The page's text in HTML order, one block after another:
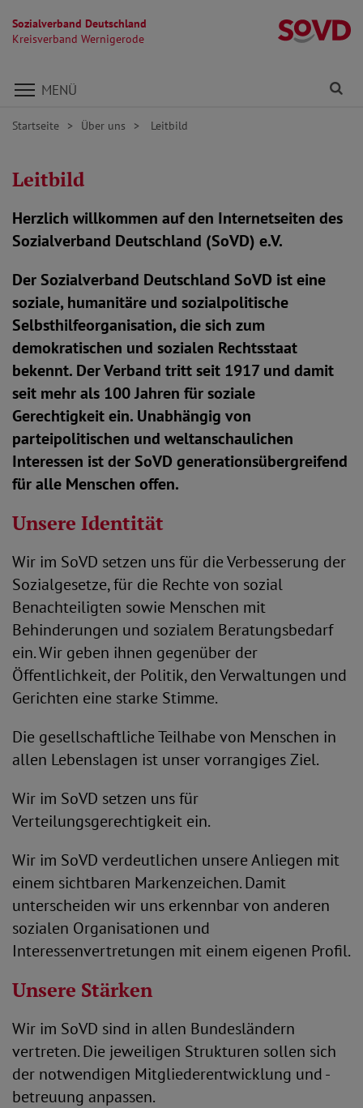
Sozialverband Deutschland
Kreisverband Wernigerode
Direkt zu den Inhalten springen
MENÜ
Startseite Über uns Leitbild
Leitbild
Herzlich willkommen auf den Internetseiten des
Sozialverband Deutschland (SoVD) e.V.
Der Sozialverband Deutschland SoVD ist eine
soziale, humanitäre und sozialpolitische
Selbsthilfeorganisation, die sich zum
demokratischen und sozialen Rechtsstaat
bekennt. Der Verband tritt seit 1917 und damit
seit mehr als 100 Jahren für soziale
Gerechtigkeit ein. Unabhängig von
parteipolitischen und weltanschaulichen
Interessen ist der SoVD generationsübergreifend
für alle Menschen offen.
Unsere Identität
Wir im SoVD setzen uns für die Verbesserung der
Sozialgesetze, für die Rechte von sozial
Benachteiligten sowie Menschen mit
Behinderungen und sozialem Beratungsbedarf
ein. Wir geben ihnen gegenüber der
Öffentlichkeit, der Politik, den Verwaltungen und
Gerichten eine starke Stimme.
Die gesellschaftliche Teilhabe von Menschen in
allen Lebenslagen ist unser vorrangiges Ziel.
Wir im SoVD setzen uns für
Verteilungsgerechtigkeit ein.
Wir im SoVD verdeutlichen unsere Anliegen mit
einem sichtbaren Markenzeichen. Damit
unterscheiden wir uns erkennbar von anderen
sozialen Organisationen und
Interessenvertretungen mit einem eigenen Profil.
Unsere Stärken
Wir im SoVD sind in allen Bundesländern
vertreten. Die jeweiligen Strukturen sollen sich
der notwendigen Mitgliederentwicklung und -
betreuung anpassen.